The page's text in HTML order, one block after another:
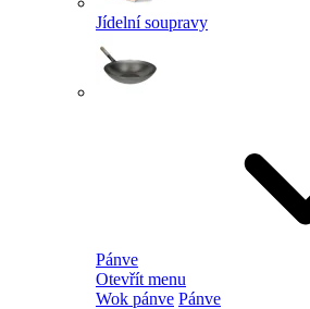
Jídelní soupravy
Pánve
Otevřít menu
Wok pánve Pánve